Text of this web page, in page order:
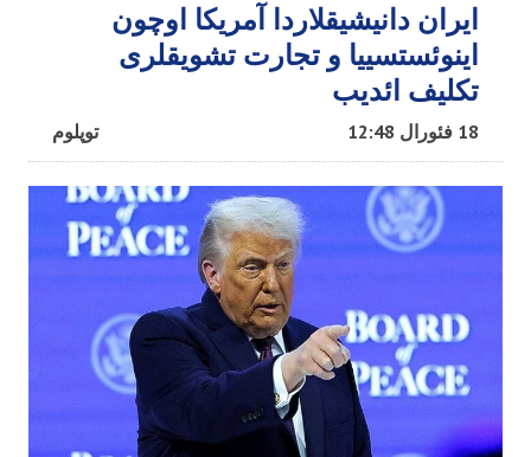
ایران دانیشیقلاردا آمریکا اوچون
اینوئستسییا و تجارت تشویقلری
تکلیف ائدیب
توپلوم 18 فئورال 12:48